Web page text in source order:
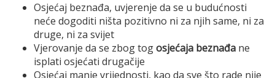
Osjećaj beznađa, uvjerenje da se u budućnosti
neće dogoditi ništa pozitivno ni za njih same, ni za
druge, ni za svijet
Vjerovanje da se zbog togosjećaja beznađa ne
isplati osjećati drugačije
Osjećaj manje vrijednosti, kao da sve što rade nije